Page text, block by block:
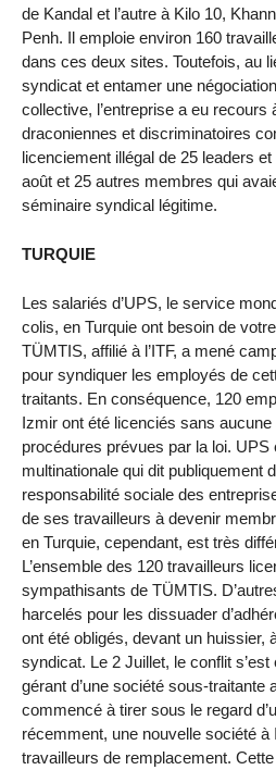
de Kandal et l’autre à Kilo 10,
Penh. Il emploie environ 160
dans ces deux sites. Toutefois, au
syndicat et entamer une
collective, l’entreprise a eu recours
draconiennes et discriminatoires
licenciement illégal de 25 leaders
août et 25 autres membres qui
séminaire syndical légitime.
TURQUIE
Les salariés d’UPS, le service
colis, en Turquie ont besoin de
TÜMTIS, affilié à l’ITF, a mené
pour syndiquer les employés de
traitants. En conséquence, 120
Izmir ont été licenciés sans aucune
procédures prévues par la loi. UPS
multinationale qui dit publiquement
responsabilité sociale des
de ses travailleurs à devenir
en Turquie, cependant, est très
L’ensemble des 120 travailleurs
sympathisants de TÜMTIS.
harcelés pour les dissuader
ont été obligés, devant un huissier,
syndicat. Le 2 Juillet, le conflit
gérant d’une société sous-traitante
commencé à tirer sous le regard
récemment, une nouvelle société
travailleurs de remplacement.